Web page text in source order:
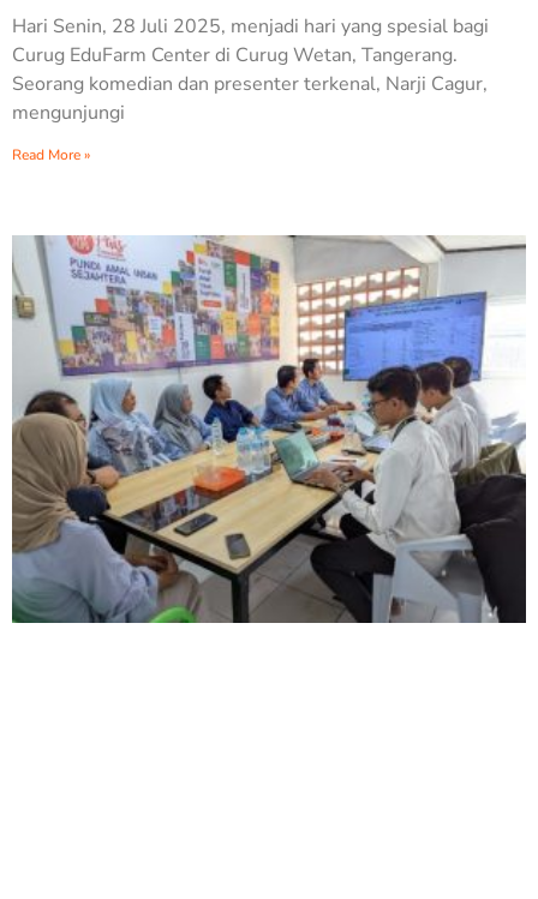
Hari Senin, 28 Juli 2025, menjadi hari yang spesial bagi
Curug EduFarm Center di Curug Wetan, Tangerang.
Seorang komedian dan presenter terkenal, Narji Cagur,
mengunjungi
Read More »